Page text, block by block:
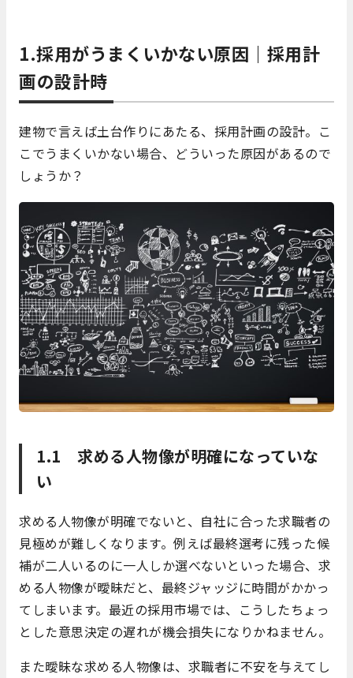
1.採用がうまくいかない原因｜採用計
画の設計時
建物で言えば土台作りにあたる、採用計画の設計。こ
こでうまくいかない場合、どういった原因があるので
しょうか？
1.1 求める人物像が明確になっていな
い
求める人物像が明確でないと、自社に合った求職者の
見極めが難しくなります。例えば最終選考に残った候
補が二人いるのに一人しか選べないといった場合、求
める人物像が曖昧だと、最終ジャッジに時間がかかっ
てしまいます。最近の採用市場では、こうしたちょっ
とした意思決定の遅れが機会損失になりかねません。
また曖昧な求める人物像は、求職者に不安を与えてし